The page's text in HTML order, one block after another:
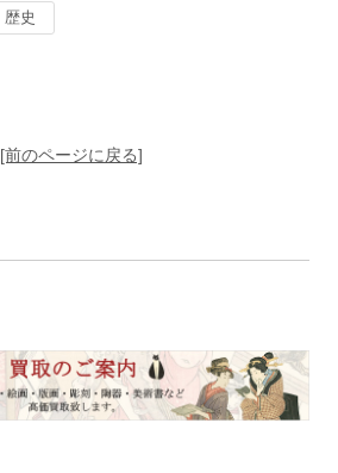
歴史
[前のページに戻る]